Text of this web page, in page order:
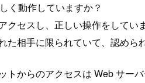
く動作していますか？
クセスし、正しい操作をしてい
た相手に限られていて、認めら
トからのアクセスは Web サー